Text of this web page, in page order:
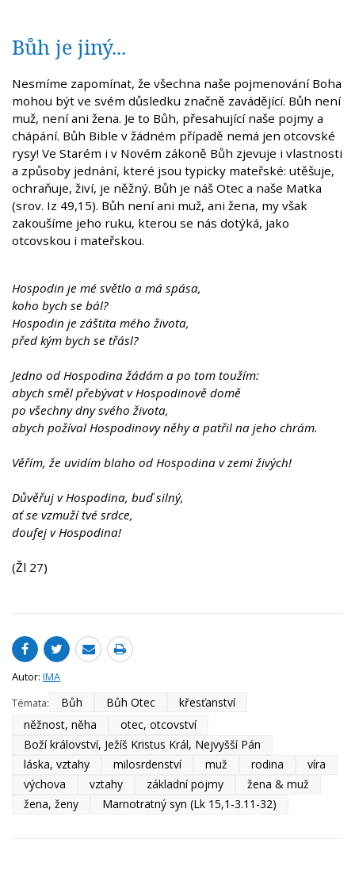
Bůh je jiný...
Nesmíme zapomínat, že všechna naše pojmenování Boha
mohou být ve svém důsledku značně zavádějící. Bůh není
muž, není ani žena. Je to Bůh, přesahující naše pojmy a
chápání. Bůh Bible v žádném případě nemá jen otcovské
rysy! Ve Starém i v Novém zákoně Bůh zjevuje i vlastnosti
a způsoby jednání, které jsou typicky mateřské: utěšuje,
ochraňuje, živí, je něžný. Bůh je náš Otec a naše Matka
(srov. Iz 49,15). Bůh není ani muž, ani žena, my však
zakoušíme jeho ruku, kterou se nás dotýká, jako
otcovskou i mateřskou.
Hospodin je mé světlo a má spása,
koho bych se bál?
Hospodin je záštita mého života,
před kým bych se třásl?
Jedno od Hospodina žádám a po tom toužím:
abych směl přebývat v Hospodinově domě
po všechny dny svého života,
abych požíval Hospodinovy něhy a patřil na jeho chrám.
Věřím, že uvidím blaho od Hospodina v zemi živých!
Důvěřuj v Hospodina, buď silný,
ať se vzmuží tvé srdce,
doufej v Hospodina!
(Žl 27)
Autor: IMA
Témata:
Bůh Bůh Otec
křesťanství
něžnost, něha
otec, otcovství
Boží království, Ježíš Kristus Král, Nejvyšší Pán
láska, vztahy
milosrdenství muž rodina
víra
výchova
vztahy základní pojmy
žena & muž
žena, ženy
Marnotratný syn (Lk 15,1-3.11-32)